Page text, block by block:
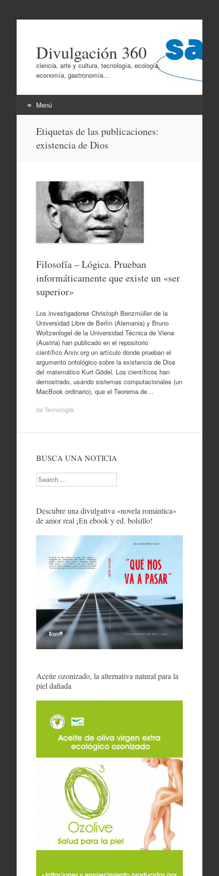
Divulgación 360
ciencia, arte y cultura, tecnología, ecología,
economía, gastronomía…
Menú
contenido
Etiquetas de las publicaciones:
existencia de Dios
Filosofía – Lógica. Prueban
informáticamente que existe un «ser
superior»
Los investigadores Christoph Benzmüller de la
Universidad Libre de Berlín (Alemania) y Bruno
Woltzenlogel de la Universidad Técnica de Viena
(Austria) han publicado en el repositorio
científico Arxiv.org un artículo donde prueban el
argumento ontológico sobre la existencia de Dios
del matemático Kurt Gödel. Los científicos han
demostrado, usando sistemas computacionales (un
MacBook ordinario), que el Teorema de…
de Tecnología
BUSCA UNA NOTICIA
Search
Descubre una divulgativa «novela romántica»
de amor real ¡En ebook y ed. bolsillo!
Aceite ozonizado, la alternativa natural para la
piel dañada